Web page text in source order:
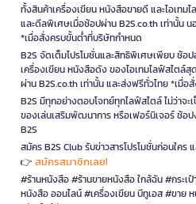
ทั้งสินค้าเครื่องเขียน หนังสือขายดี และไอเท
และดีลพิเศษเมื่อช้อปผ่าน B2S.co.th เท่านั้น
*เมื่อสั่งครบขั้นต่ำที่บริษัทกำหนด
B2S จัดเต็มโปรโมชั่นและสิทธิพิเศษเพียบ ช้อ
เครื่องเขียน หนังสือดัง ของไอเทมไลฟ์สไต
ผ่าน B2S.co.th เท่านั้น และส่งฟรีทั่วไทย *เมื่
B2S มีทุกอย่างตอบโจทย์ทุกไลฟ์สไตล์ ไม่ว่าจ
ของเล่นเสริมพัฒนาการ หรือเฟอร์นิเจอร์ ช้อ
B2S
สมัคร B2S Club รับข่าวสารโปรโมชั่นก่อนใคร
👉 สมัครสมาชิกเลย!
#ร้านหนังสือ #ร้านขายหนังสือ ใกล้ฉัน #กระเ
หนังสือ ออนไลน์ #เครื่องเขียน บีทูเอส #ขาย